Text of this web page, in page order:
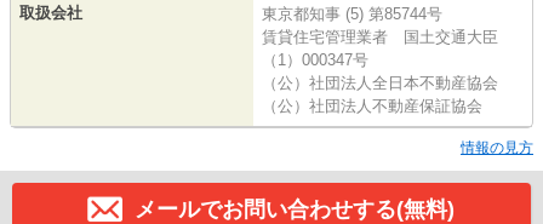
取扱会社
東京都知事 (5) 第85744号
賃貸住宅管理業者 国土交通大臣
（1）000347号
（公）社団法人全日本不動産協会
（公）社団法人不動産保証協会
情報の見方
メールでお問い合わせする(無料)